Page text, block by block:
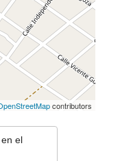
contributors
el